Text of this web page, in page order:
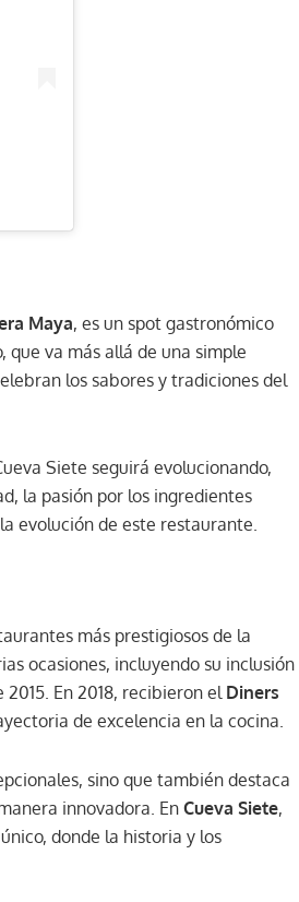
Maya, es un spot gastronómico
va más allá de una simple
los sabores y tradiciones del
Siete seguirá evolucionando,
la pasión por los ingredientes
evolución de este restaurante.
más prestigiosos de la
ocasiones, incluyendo su inclusión
En 2018, recibieron el Diners
de excelencia en la cocina.
sino que también destaca
innovadora. En Cueva Siete,
donde la historia y los